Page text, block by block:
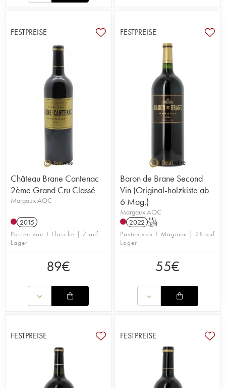
FESTPREISE
Château Brane Cantenac
2ème Grand Cru Classé
Margaux AOC
2015
Posten von 1 Flasche | 7 auf
Lager
89€
FESTPREISE
Baron de Brane Second
Vin (Original-holzkiste ab
6 Mag.)
Margaux AOC
2022 T
Posten von 1 Magnum | 28 auf
Lager
55€
FESTPREISE FESTPREISE